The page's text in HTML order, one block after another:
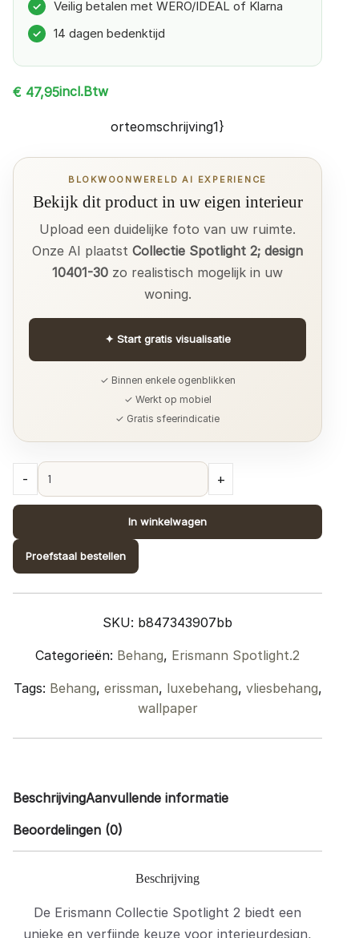
✓ Veilig betalen met WERO/IDEAL of Klarna
✓ 14 dagen bedenktijd
€ 47,95incl.Btw
orteomschrijving1}
BLOKWOONWERELD AI EXPERIENCE
Bekijk dit product in uw eigen interieur
Upload een duidelijke foto van uw ruimte.
Onze AI plaatst Collectie Spotlight 2; design
10401-30 zo realistisch mogelijk in uw
woning.
✦ Start gratis visualisatie
✓ Binnen enkele ogenblikken
✓ Werkt op mobiel
✓ Gratis sfeerindicatie
2;
design
10401-
30
quantity
- +
In winkelwagen
Proefstaal bestellen
SKU: b847343907bb
Categorieën: Behang, Erismann Spotlight.2
Tags: Behang, erissman, luxebehang, vliesbehang,
wallpaper
BeschrijvingAanvullende informatie
Beoordelingen (0)
Beschrijving
De Erismann Collectie Spotlight 2 biedt een
unieke en verfijnde keuze voor interieurdesign,